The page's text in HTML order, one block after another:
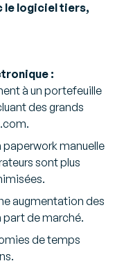
le logiciel tiers,
:
à un portefeuille
des grands
paperwork manuelle
sont plus
augmentation des
part de marché.
de temps